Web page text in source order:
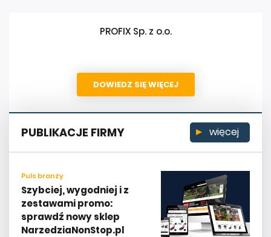
PROFIX Sp. z o.o.
DOWIEDZ SIĘ WIĘCEJ
PUBLIKACJE FIRMY więcej
Puls branży
Szybciej, wygodniej i z
zestawami promo:
sprawdź nowy sklep
NarzedziaNonStop.pl